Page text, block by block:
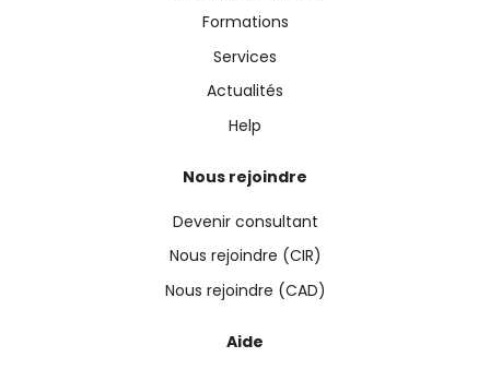
Formations
Services
Actualités
Help
Nous rejoindre
Devenir consultant
Nous rejoindre (CIR)
Nous rejoindre (CAD)
Aide